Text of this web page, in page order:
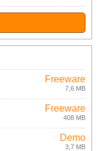
Freeware
7,6 MB
Freeware
408 MB
Demo
3,7 MB